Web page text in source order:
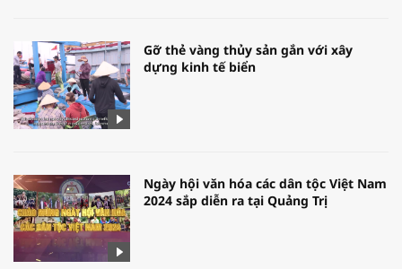
Gỡ thẻ vàng thủy sản gắn với xây
dựng kinh tế biển
Ngày hội văn hóa các dân tộc Việt Nam
2024 sắp diễn ra tại Quảng Trị